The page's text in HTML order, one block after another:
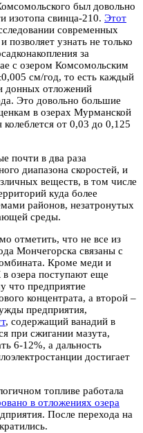
был довольно
изотопа свинца-210. Этот
современных
узнать не только
за
с озером Комсомольским
см/год, то есть каждый
донных отложений
Это довольно большие
в озерах Мурманской
колеблется от 0,03 до 0,125
почти в два раза
диапазона скоростей, и
веществ, в том числе
куда более
районов, незатронутых
среды.
отметить, что не все из
Мончегорска связаны с
Кроме меди и
озера поступают еще
что предприятие
концентрата, а второй –
предприятия,
, содержащий ванадий в
при сжигании мазута,
6-12%, а дальность
достигает
топливе работала
в отложениях озера
После перехода на